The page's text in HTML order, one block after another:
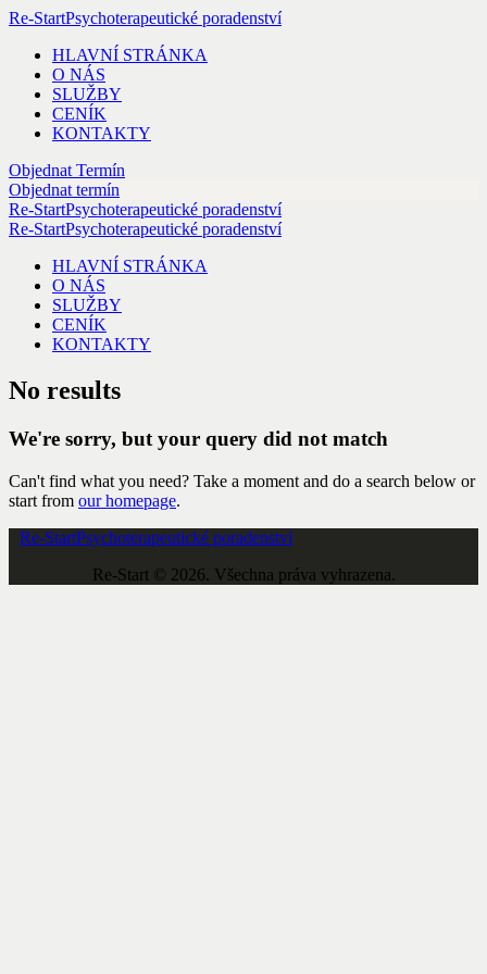
Re-StartPsychoterapeutické poradenství
HLAVNÍ STRÁNKA
O NÁS
SLUŽBY
CENÍK
KONTAKTY
Objednat Termín
Objednat termín
Re-StartPsychoterapeutické poradenství
Re-StartPsychoterapeutické poradenství
HLAVNÍ STRÁNKA
O NÁS
SLUŽBY
CENÍK
KONTAKTY
No results
We're sorry, but your query did not match
Can't find what you need? Take a moment and do a search below or
start from our homepage.
Re-StartPsychoterapeutické poradenství
Re-Start © 2026. Všechna práva vyhrazena.